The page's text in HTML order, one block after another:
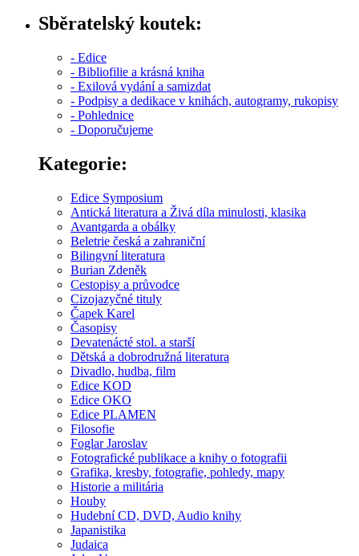
Sběratelský koutek:
- Edice
- Bibliofilie a krásná kniha
- Exilová vydání a samizdat
- Podpisy a dedikace v knihách, autogramy, rukopisy
- Pohlednice
- Doporučujeme
Kategorie:
Edice Symposium
Antická literatura a Živá díla minulosti, klasika
Avantgarda a obálky
Beletrie česká a zahraniční
Bilingvní literatura
Burian Zdeněk
Cestopisy a průvodce
Cizojazyčné tituly
Čapek Karel
Časopisy
Devatenácté stol. a starší
Dětská a dobrodružná literatura
Divadlo, hudba, film
Edice KOD
Edice OKO
Edice PLAMEN
Filosofie
Foglar Jaroslav
Fotografické publikace a knihy o fotografii
Grafika, kresby, fotografie, pohledy, mapy
Historie a militária
Houby
Hudební CD, DVD, Audio knihy
Japanistika
Judaica